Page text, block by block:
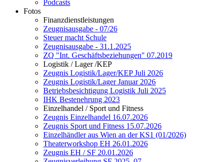
Podcasts
Fotos
Finanzdienstleistungen
Zeugnisausgabe - 07/26
Steuer macht Schule
Zeugnisausgabe - 31.1.2025
ZQ "Int. Geschäftsbeziehungen" 07.2019
Logistik / Lager /KEP
Zeugnis Logistik/Lager/KEP Juli 2026
Zeugnis Logistik/Lager Januar 2026
Betriebsbesichtigung Logistik Juli 2025
IHK Bestenehrung 2023
Einzelhandel / Sport und Fitness
Zeugnis Einzelhandel 16.07.2026
Zeugnis Sport und Fitness 15.07.2026
Einzelhändler aus Wien an der KS1 (01/2026)
Theaterworkshop EH 26.01.2026
Zeugnis EH / SF 20.01.2026